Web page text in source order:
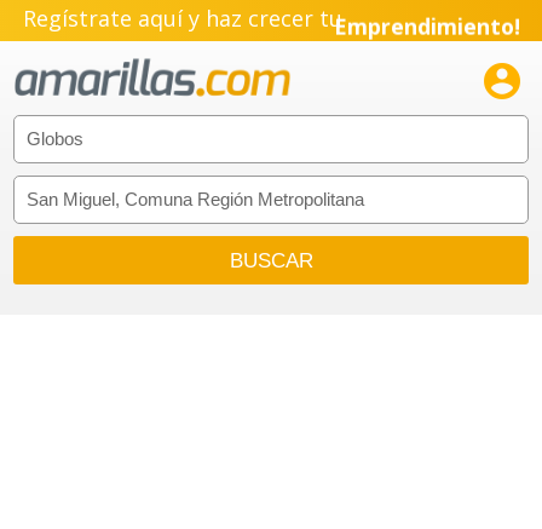
Regístrate aquí y haz crecer tuEmprendimiento!
